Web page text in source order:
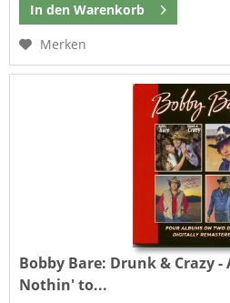
In den Warenkorb
Merken
Bobby Bare: Drunk & Crazy -
Nothin' to...